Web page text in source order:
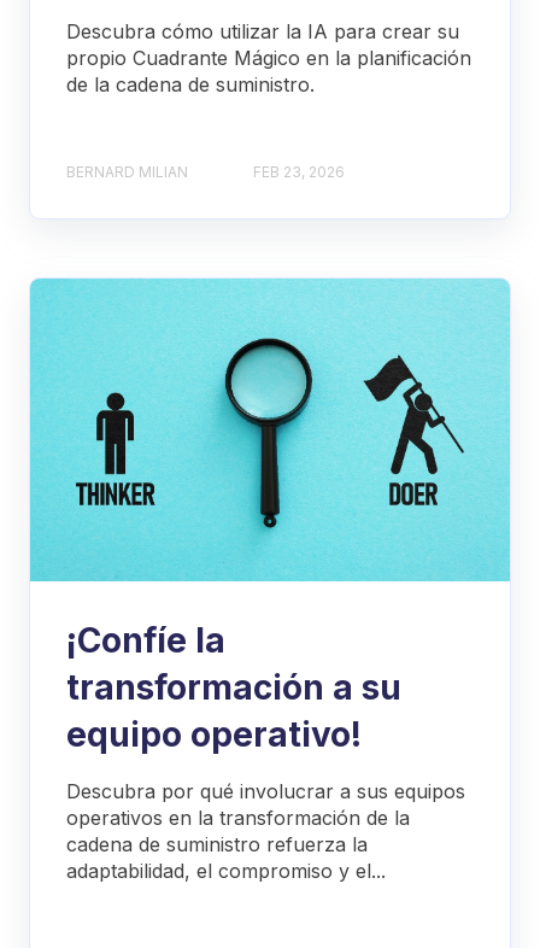
Descubra cómo utilizar la IA para crear su
propio Cuadrante Mágico en la planificación
de la cadena de suministro.
BERNARD MILIAN FEB 23, 2026
¡Confíe la
transformación a su
equipo operativo!
Descubra por qué involucrar a sus equipos
operativos en la transformación de la
cadena de suministro refuerza la
adaptabilidad, el compromiso y el...